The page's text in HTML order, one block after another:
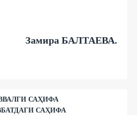
Замира БАЛТАЕВА.
САҲИФА
САҲИФА